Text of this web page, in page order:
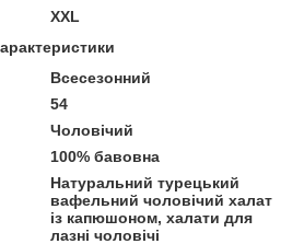
XXL
Всесезонний
54
Чоловічий
100% бавовна
Натуральний турецький
вафельний чоловічий халат
із капюшоном, халати для
лазні чоловічі